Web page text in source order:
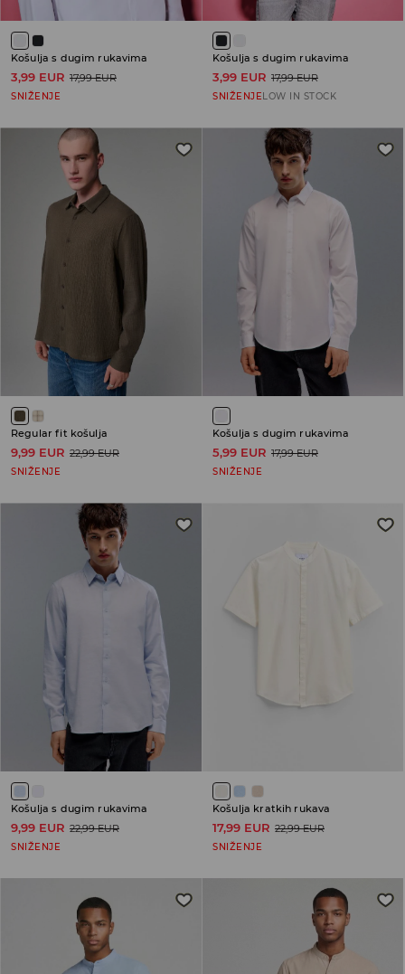
Košulja s dugim rukavima
3,99 EUR 17,99 EUR
SNIŽENJE
Košulja s dugim rukavima
3,99 EUR 17,99 EUR
SNIŽENJE LOW IN STOCK
Regular fit košulja
9,99 EUR 22,99 EUR
SNIŽENJE
Košulja s dugim rukavima
5,99 EUR 17,99 EUR
SNIŽENJE
Košulja s dugim rukavima
9,99 EUR 22,99 EUR
SNIŽENJE
Košulja kratkih rukava
17,99 EUR 22,99 EUR
SNIŽENJE